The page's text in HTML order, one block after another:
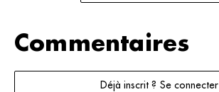
Commentaires
Déjà inscrit ? Se connecter